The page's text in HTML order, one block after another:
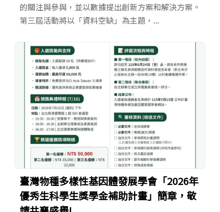
的關注與參與，並以數據提出創新方案和解決方案。
第三屆活動將以「資料空缺」為主題，...
臺灣物種多樣性基因體發展學會「2026年
優秀生科學生獎學金補助計畫」簡章，敬